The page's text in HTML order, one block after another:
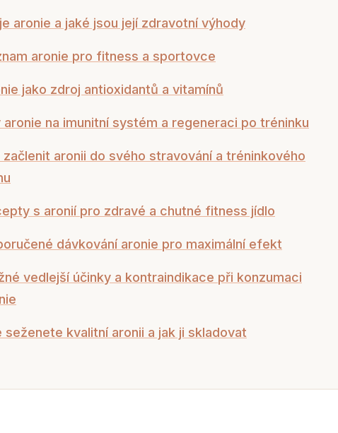
aronie a jaké jsou její zdravotní výhody
aronie pro fitness a sportovce
jako zdroj antioxidantů a vitamínů
aronie na imunitní systém a regeneraci po tréninku
začlenit aronii do svého stravování a tréninkového
s aronií pro zdravé a chutné fitness jídlo
dávkování aronie pro maximální efekt
vedlejší účinky a kontraindikace při konzumaci
seženete kvalitní aronii a jak ji skladovat